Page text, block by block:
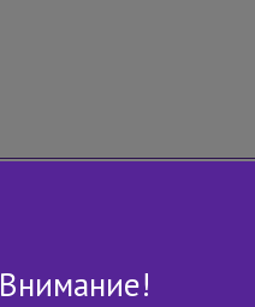
Внимание!